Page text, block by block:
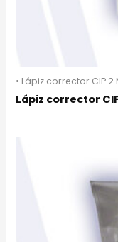
• Lápiz corrector CIP 2
Lápiz corrector